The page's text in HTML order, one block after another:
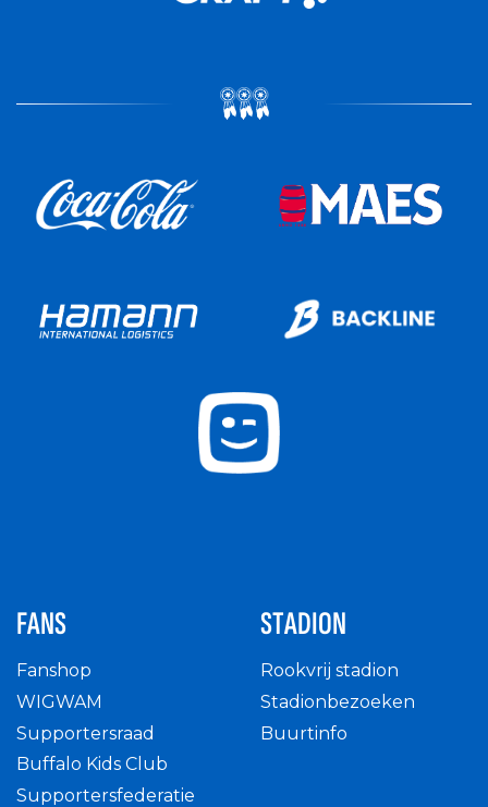
FANS
Fanshop
WIGWAM
Supportersraad
Buffalo Kids Club
Supportersfederatie
STADION
Rookvrij stadion
Stadionbezoeken
Buurtinfo